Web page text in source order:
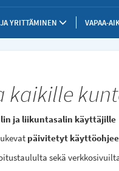
YRITTÄMINEN VAPAA-
kaikille
ja liikuntasalin käyttäjille
päivitetyt
sekä